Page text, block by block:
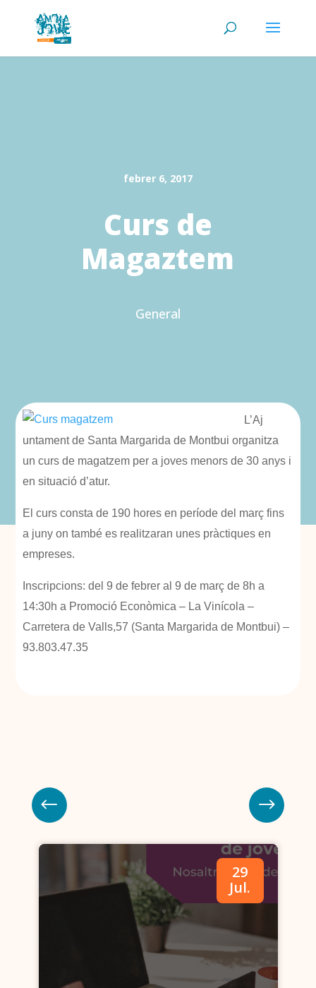
febrer 6, 2017
Curs de
Magaztem
General
L’Aj
untament de Santa Margarida de Montbui organitza
un curs de magatzem per a joves menors de 30 anys i
en situació d’atur.
El curs consta de 190 hores en període del març fins
a juny on també es realitzaran unes pràctiques en
empreses.
Inscripcions: del 9 de febrer al 9 de març de 8h a
14:30h a Promoció Econòmica – La Vinícola –
Carretera de Valls,57 (Santa Margarida de Montbui) –
93.803.47.35
29
Jul.